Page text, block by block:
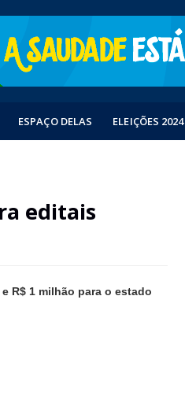
ESPAÇO DELAS ELEIÇÕES 2024
editais
R$ 1 milhão para o estado